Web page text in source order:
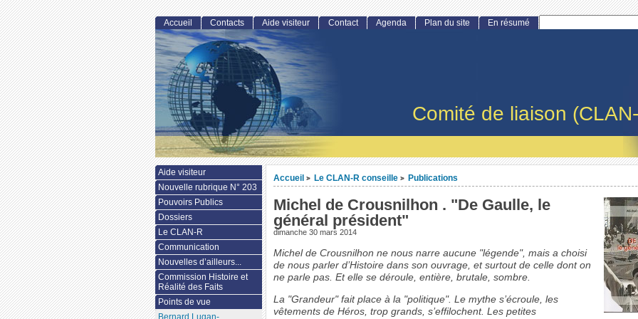
Comité de liaison
Accueil > Le CLAN-R conseille > Publications
Michel de Crousnilhon . "De Gaulle, le
général président"
dimanche 30 mars 2014
Michel de Crousnilhon ne nous narre aucune "légende", mais a choisi
de nous parler d’Histoire dans son ouvrage, et surtout de celle dont on
ne parle pas. Et elle se déroule, entière, brutale, sombre.
La "Grandeur" fait place à la "politique". Le mythe s’écroule, les
vêtements de Héros, trop grands, s’effilochent. Les petites
Accueil Contacts Aide visiteur Contact Agenda Plan du site En résumé
Aide visiteur
Nouvelle rubrique N° 203
Pouvoirs Publics
Dossiers
Le CLAN-R
Communication
Nouvelles d’ailleurs...
Commission Histoire et
Réalité des Faits
Points de vue